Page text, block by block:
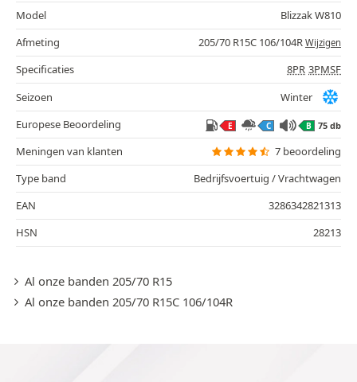
Model
Blizzak W810
Afmeting
205/70 R15C 106/104R Wijzigen
Specificaties 8PR 3PMSF
Seizoen
Winter
Europese Beoordeling
E C B 75 db
Meningen van klanten
7 beoordeling
Type band
Bedrijfsvoertuig / Vrachtwagen
EAN
3286342821313
HSN
28213
Al onze banden 205/70 R15
Al onze banden 205/70 R15C 106/104R